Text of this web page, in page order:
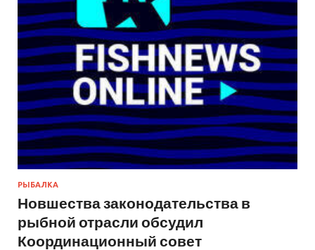
РЫБАЛКА
Новшества законодательства в
рыбной отрасли обсудил
Координационный совет